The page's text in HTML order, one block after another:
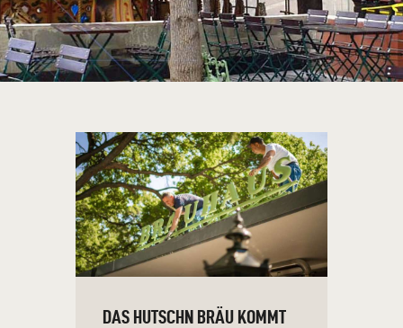
SHOP
MEDIA
DAS HUTSCHN BRÄU KOMMT